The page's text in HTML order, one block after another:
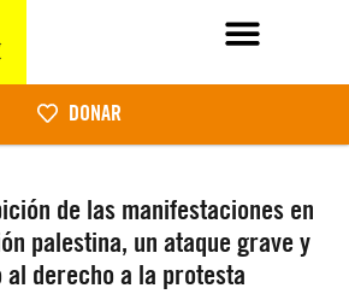
DONAR
de las manifestaciones en
palestina, un ataque grave y
derecho a la protesta